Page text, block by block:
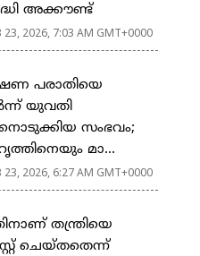
അ​ക്കൗ​ണ്ട്
23, 2026, 7:03 AM GMT+0000
പരാതിയെ
യുവതി
സംഭവം;
മാ...
23, 2026, 6:27 AM GMT+0000
തന്ത്രിയെ
ചെയ്തതെന്ന്